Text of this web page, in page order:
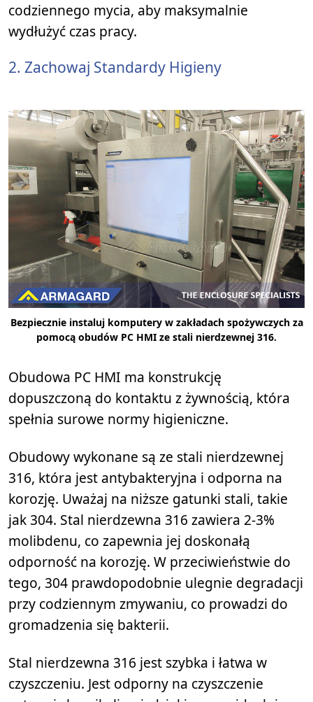
codziennego mycia, aby maksymalnie
wydłużyć czas pracy.
2. Zachowaj Standardy Higieny
Bezpiecznie instaluj komputery w zakładach spożywczych za
pomocą obudów PC HMI ze stali nierdzewnej 316.
Obudowa PC HMI ma konstrukcję
dopuszczoną do kontaktu z żywnością, która
spełnia surowe normy higieniczne.
Obudowy wykonane są ze stali nierdzewnej
316, która jest antybakteryjna i odporna na
korozję. Uważaj na niższe gatunki stali, takie
jak 304. Stal nierdzewna 316 zawiera 2-3%
molibdenu, co zapewnia jej doskonałą
odporność na korozję. W przeciwieństwie do
tego, 304 prawdopodobnie ulegnie degradacji
przy codziennym zmywaniu, co prowadzi do
gromadzenia się bakterii.
Stal nierdzewna 316 jest szybka i łatwa w
czyszczeniu. Jest odporny na czyszczenie